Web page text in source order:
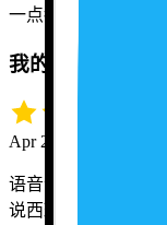
一点都不紧张了。
我的发音终于开
Apr 21 · Grace D.
语音识别功能太赞
说西班牙语自信多